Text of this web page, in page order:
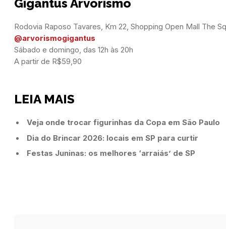
Gigantus Arvorismo
@arvorismogigantus
Sábado e domingo, das 12h às 20h
A partir de R$59,90
LEIA MAIS
Veja onde trocar figurinhas da Copa em São Paulo
Dia do Brincar 2026: locais em SP para curtir
Festas Juninas: os melhores ‘arraiás’ de SP